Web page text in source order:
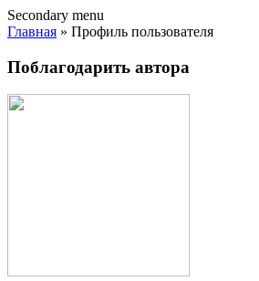
Secondary menu
Главная » Профиль пользователя
Поблагодарить автора